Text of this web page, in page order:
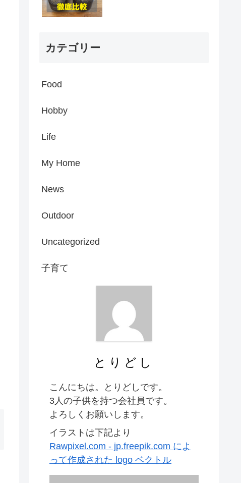
カテゴリー
Food
Hobby
Life
My Home
News
Outdoor
Uncategorized
子育て
とりどし
こんにちは。とりどしです。
3人の子供を持つ会社員です。
よろしくお願いします。
イラストは下記より
Rawpixel.com - jp.freepik.com によ
って作成された logo ベクトル